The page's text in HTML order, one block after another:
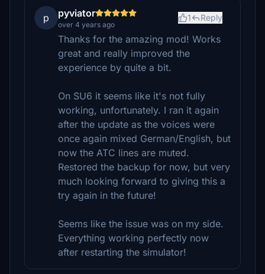
p pyviator
over 4 years ago
1 Reply
Thanks for the amazing mod! Works
great and really improved the
experience by quite a bit.
On SU6 it seems like it's not fully
working, unfortunately. I ran it again
after the update as the voices were
once again mixed German/English, but
now the ATC lines are muted.
Restored the backup for now, but very
much looking forward to giving this a
try again in the future!
Seems like the issue was on my side.
Everything working perfectly now
after restarting the simulator!